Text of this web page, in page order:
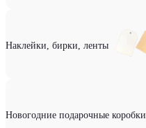
Наклейки, бирки, ленты
Новогодние подарочные коробки